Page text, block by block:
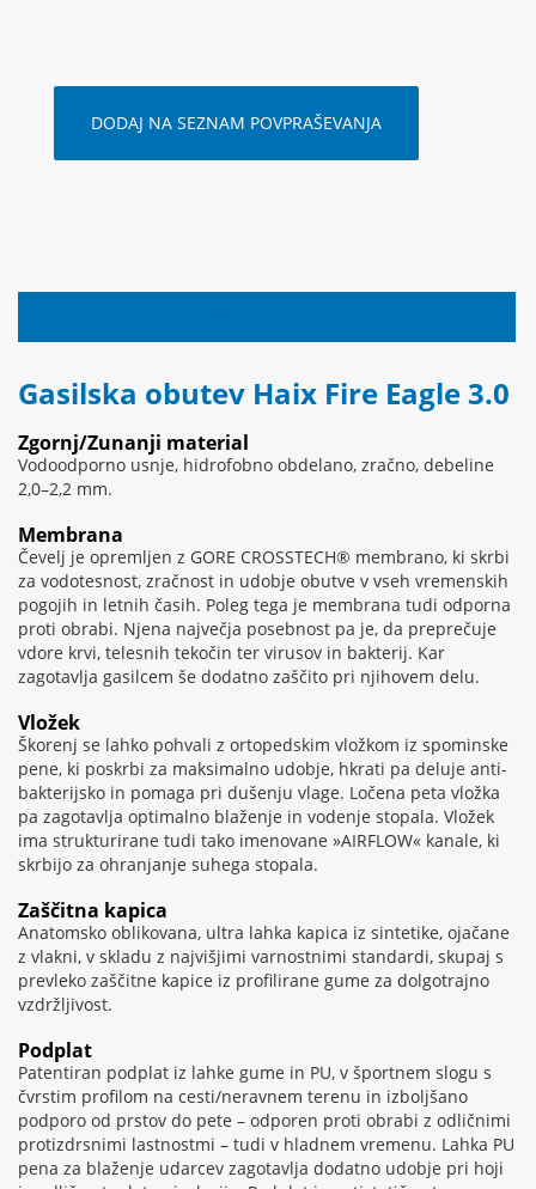
DODAJ NA SEZNAM POVPRAŠEVANJA
Gasilska obutev Haix Fire Eagle 3.0
Zgornj/Zunanji material
Vodoodporno usnje, hidrofobno obdelano, zračno, debeline
2,0–2,2 mm.
Membrana
Čevelj je opremljen z GORE CROSSTECH® membrano, ki skrbi
za vodotesnost, zračnost in udobje obutve v vseh vremenskih
pogojih in letnih časih. Poleg tega je membrana tudi odporna
proti obrabi. Njena največja posebnost pa je, da preprečuje
vdore krvi, telesnih tekočin ter virusov in bakterij. Kar
zagotavlja gasilcem še dodatno zaščito pri njihovem delu.
Vložek
Škorenj se lahko pohvali z ortopedskim vložkom iz spominske
pene, ki poskrbi za maksimalno udobje, hkrati pa deluje anti-
bakterijsko in pomaga pri dušenju vlage. Ločena peta vložka
pa zagotavlja optimalno blaženje in vodenje stopala. Vložek
ima strukturirane tudi tako imenovane »AIRFLOW« kanale, ki
skrbijo za ohranjanje suhega stopala.
Zaščitna kapica
Anatomsko oblikovana, ultra lahka kapica iz sintetike, ojačane
z vlakni, v skladu z najvišjimi varnostnimi standardi, skupaj s
prevleko zaščitne kapice iz profilirane gume za dolgotrajno
vzdržljivost.
Podplat
Patentiran podplat iz lahke gume in PU, v športnem slogu s
čvrstim profilom na cesti/neravnem terenu in izboljšano
podporo od prstov do pete – odporen proti obrabi z odličnimi
protizdrsnimi lastnostmi – tudi v hladnem vremenu. Lahka PU
pena za blaženje udarcev zagotavlja dodatno udobje pri hoji